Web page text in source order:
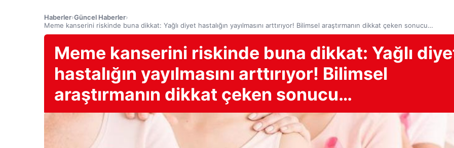
Haberler›Güncel Haberler›
Meme kanserini riskinde buna dikkat: Yağlı diyet hastalığın yayılmasını arttırıyor! Bilimsel araştırmanın dikkat çeken sonucu…
Meme kanserini riskinde buna dikkat: Yağlı
hastalığın yayılmasını arttırıyor! Bilimsel
araştırmanın dikkat çeken sonucu…